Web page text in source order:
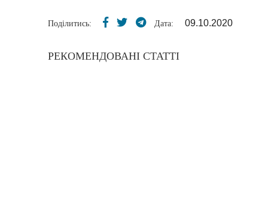
Поділитись: Дата: 09.10.2020
РЕКОМЕНДОВАНІ СТАТТІ